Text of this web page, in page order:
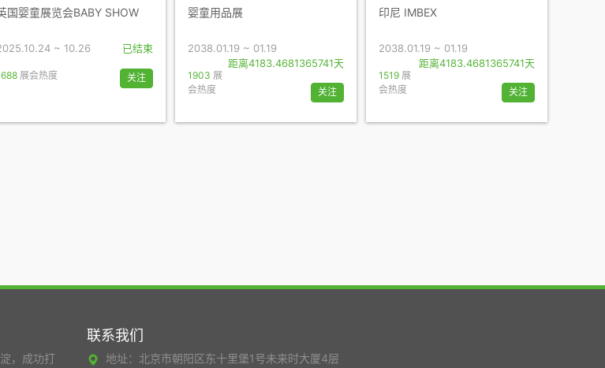
国婴童展览会BABY SHOW
~ 10.26 已结束
展会热度 关注
婴童用品展
2038.01.19 ~ 01.19
距离4183.4681365741天
1903 展
会热度
关注
印尼 IMBEX
2038.01.19 ~ 01.19
距离4183.4681365741天
1519展
会热度
关注
，成功打
联系我们
地址：北京市朝阳区东十里堡1号未来时大厦4层